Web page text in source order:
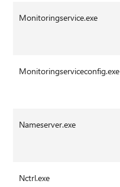
Monitoringservice.exe
Monitoringserviceconfig.exe
Nameserver.exe
Nctrl.exe